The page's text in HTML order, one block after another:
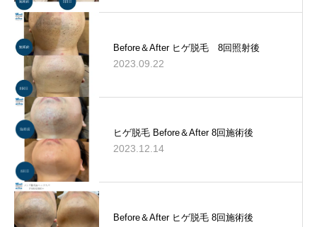
Before＆After ヒゲ脱毛 8回照射後
2023.09.22
ヒゲ脱毛 Before＆After 8回施術後
2023.12.14
Before＆After ヒゲ脱毛 8回施術後